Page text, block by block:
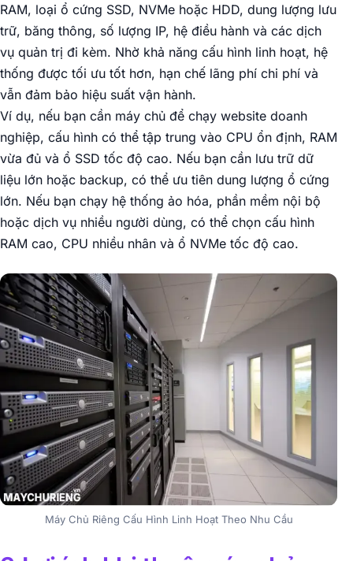
RAM, loại ổ cứng SSD, NVMe hoặc HDD, dung lượng lưu
trữ, băng thông, số lượng IP, hệ điều hành và các dịch
vụ quản trị đi kèm. Nhờ khả năng cấu hình linh hoạt, hệ
thống được tối ưu tốt hơn, hạn chế lãng phí chi phí và
vẫn đảm bảo hiệu suất vận hành.
Ví dụ, nếu bạn cần máy chủ để chạy website doanh
nghiệp, cấu hình có thể tập trung vào CPU ổn định, RAM
vừa đủ và ổ SSD tốc độ cao. Nếu bạn cần lưu trữ dữ
liệu lớn hoặc backup, có thể ưu tiên dung lượng ổ cứng
lớn. Nếu bạn chạy hệ thống ảo hóa, phần mềm nội bộ
hoặc dịch vụ nhiều người dùng, có thể chọn cấu hình
RAM cao, CPU nhiều nhân và ổ NVMe tốc độ cao.
Máy Chủ Riêng Cấu Hình Linh Hoạt Theo Nhu Cầu